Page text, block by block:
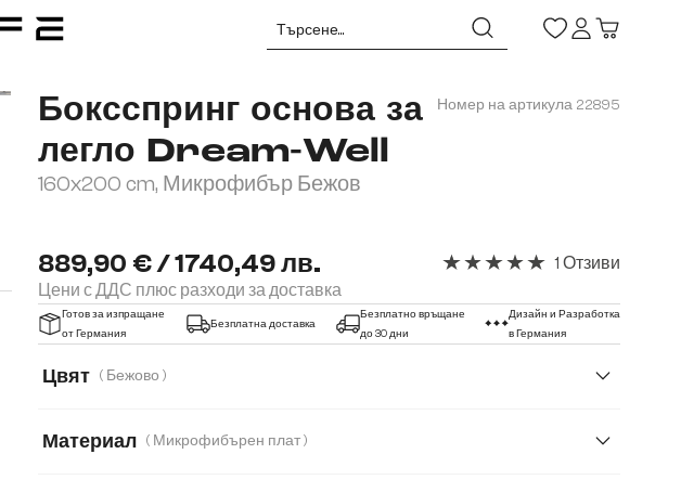
Боксспринг основа за
легло Dream-Well
160x200 cm, Микрофибър Бежов
Номер на артикула 22895
889,90 € / 1740,49 лв.
Цени с ДДС плюс разходи за доставка
1 Отзиви
Готов за изпращане
от Германия
Безплатна доставка
Безплатно връщане
до 30 дни
Дизайн и Разработка
в Германия
Цвят ( Бежово )
Материал ( Микрофибърен плат )